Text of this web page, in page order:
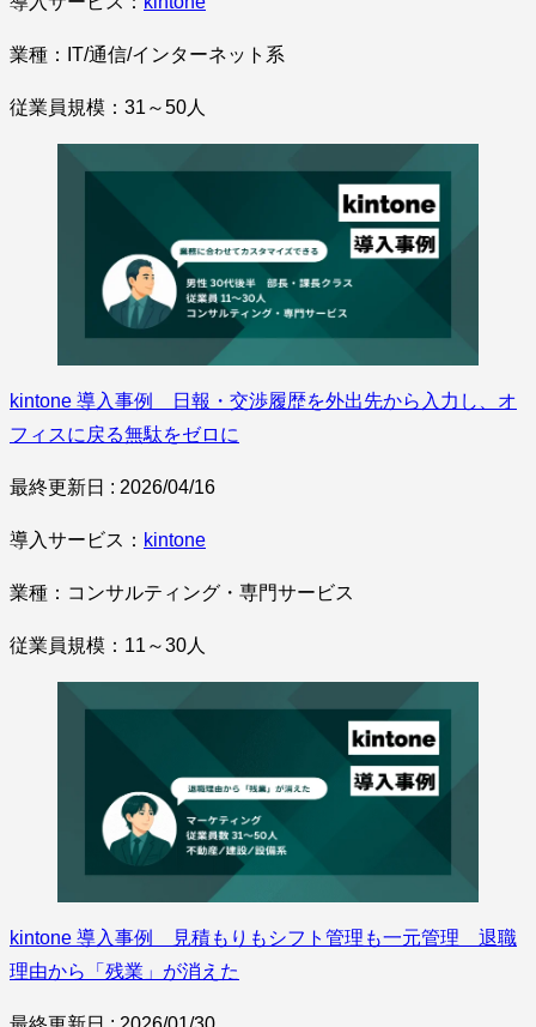
業種：IT/通信/インターネット系
従業員規模：31～50人
kintone 導入事例 日報・交渉履歴を外出先から入力し、オ
フィスに戻る無駄をゼロに
最終更新日 : 2026/04/16
導入サービス： kintone
業種：コンサルティング・専門サービス
従業員規模：11～30人
kintone 導入事例 見積もりもシフト管理も一元管理 退職
理由から「残業」が消えた